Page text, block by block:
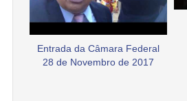
Entrada da Câmara Federal
28 de Novembro de 2017